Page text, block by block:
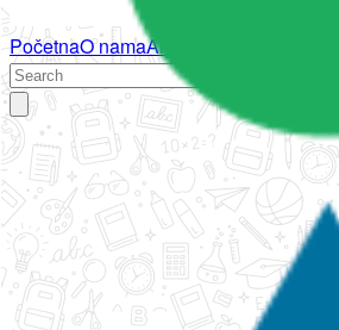
PočetnaO namaAktivnosti